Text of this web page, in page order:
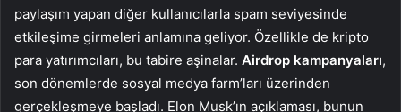
paylaşım yapan diğer kullanıcılarla spam seviyesinde
etkileşime girmeleri anlamına geliyor. Özellikle de kripto
para yatırımcıları, bu tabire aşinalar. Airdrop kampanyaları,
son dönemlerde sosyal medya farm’ları üzerinden
gerçekleşmeye başladı. Elon Musk’ın açıklaması, bunun